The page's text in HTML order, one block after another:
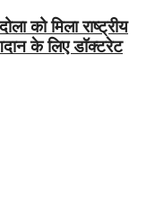
को मिला राष्ट्रीय
के लिए डॉक्टरेट